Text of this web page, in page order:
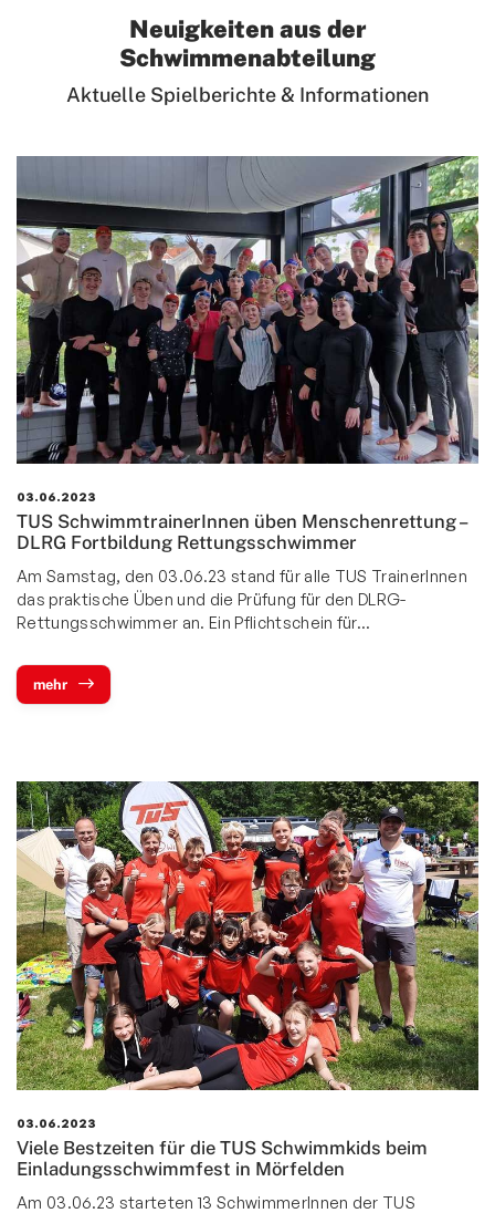
Neuigkeiten aus der
Schwimmenabteilung
Aktuelle Spielberichte & Informationen
03.06.2023
TUS SchwimmtrainerInnen üben Menschenrettung –
DLRG Fortbildung Rettungsschwimmer
Am Samstag, den 03.06.23 stand für alle TUS TrainerInnen
das praktische Üben und die Prüfung für den DLRG-
Rettungsschwimmer an. Ein Pflichtschein für…
mehr
03.06.2023
Viele Bestzeiten für die TUS Schwimmkids beim
Einladungsschwimmfest in Mörfelden
Am 03.06.23 starteten 13 SchwimmerInnen der TUS